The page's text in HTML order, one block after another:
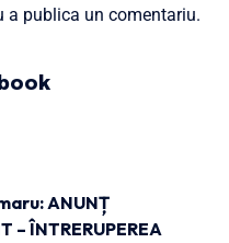
a publica un comentariu.
ANUNȚ
– ÎNTRERUPEREA